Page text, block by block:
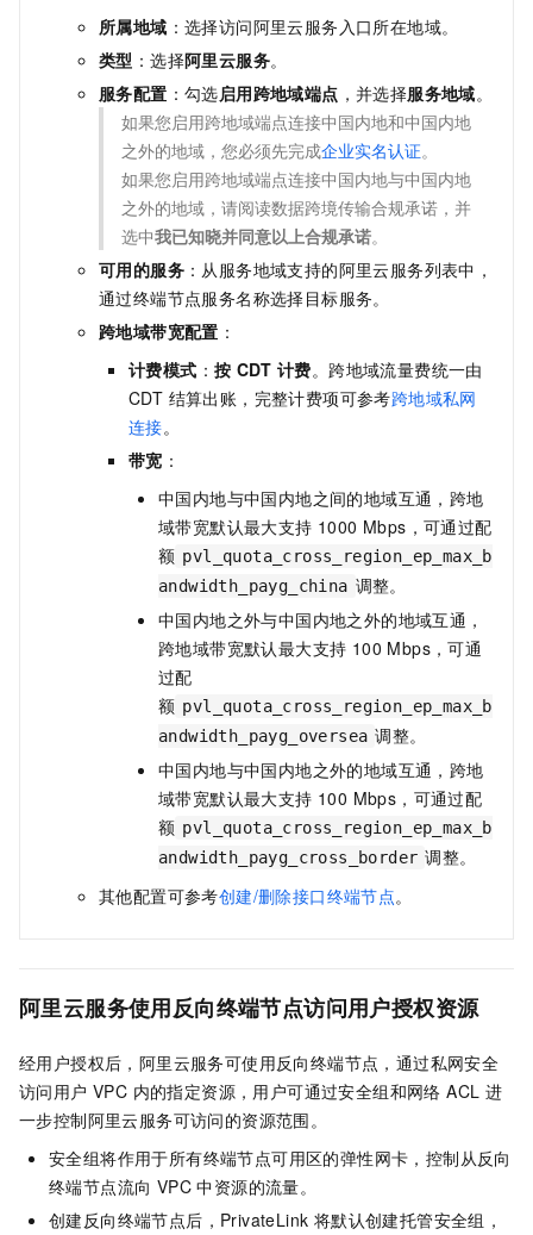
所属地域 ：选择访问阿里云服务入口所在地域。
类型 ：选择阿里云服务。
服务配置 ：勾选启用跨地域端点 ，并选择服务地域。
如果您启用跨地域端点连接中国内地和中国内地
之外的地域，您必须先完成企业实名认证。
如果您启用跨地域端点连接中国内地与中国内地
之外的地域，请阅读数据跨境传输合规承诺，并
选中我已知晓并同意以上合规承诺。
可用的服务 ：从服务地域支持的阿里云服务列表中，
通过终端节点服务名称选择目标服务。
跨地域带宽配置 ：
计费模式 ：按 CDT 计费。跨地域流量费统一由
CDT 结算出账，完整计费项可参考跨地域私网
连接。
带宽 ：
中国内地与中国内地之间的地域互通，跨地
域带宽默认最大支持 1000 Mbps，可通过配
额 pvl_quota_cross_region_ep_max_b
andwidth_payg_china 调整。
中国内地之外与中国内地之外的地域互通，
跨地域带宽默认最大支持 100 Mbps，可通
过配
额 pvl_quota_cross_region_ep_max_b
andwidth_payg_oversea 调整。
中国内地与中国内地之外的地域互通，跨地
域带宽默认最大支持 100 Mbps，可通过配
额 pvl_quota_cross_region_ep_max_b
andwidth_payg_cross_border 调整。
其他配置可参考创建/删除接口终端节点。
阿里云服务使用反向终端节点访问用户授权资源
经用户授权后，阿里云服务可使用反向终端节点，通过私网安全
访问用户 VPC 内的指定资源，用户可通过安全组和网络 ACL 进
一步控制阿里云服务可访问的资源范围。
安全组将作用于所有终端节点可用区的弹性网卡，控制从反向
终端节点流向 VPC 中资源的流量。
创建反向终端节点后，PrivateLink 将默认创建托管安全组，